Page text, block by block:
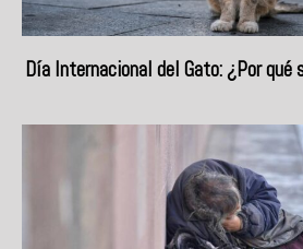
Día Internacional del Gato: ¿Por qué